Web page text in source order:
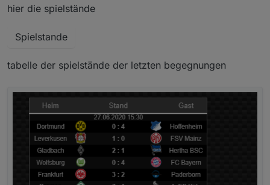
hier die spielstände
Spielstande
tabelle der spielstände der letzten begegnungen